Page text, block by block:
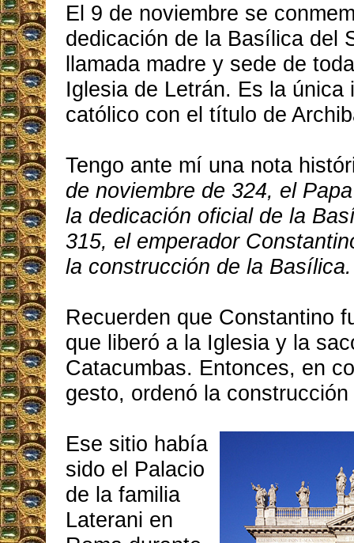
El 9 de noviembre se
dedicación de la Basílica del
llamada madre y sede de
Iglesia de Letrán. Es la única
católico con el título de
Tengo ante mí una nota
de noviembre de 324, el
la dedicación oficial de la
315, el emperador
la construcción de la Basílica.
Recuerden que Constantino
que liberó a la Iglesia y la
Catacumbas. Entonces, en
gesto, ordenó la
Ese sitio había
sido el Palacio
de la familia
Laterani en